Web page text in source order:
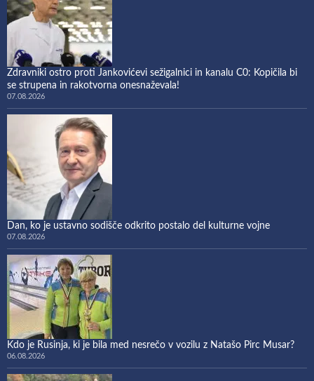
Zdravniki ostro proti Jankovićevi sežigalnici in kanalu C0: Kopičila bi
se strupena in rakotvorna onesnaževala!
07.08.2026
Dan, ko je ustavno sodišče odkrito postalo del kulturne vojne
07.08.2026
Kdo je Rusinja, ki je bila med nesrečo v vozilu z Natašo Pirc Musar?
06.08.2026